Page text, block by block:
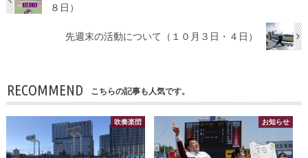
８日）
先週末の活動について（１０月３日・４日）
RECOMMEND こちらの記事も人気です。
吹奏楽団 お知らせ